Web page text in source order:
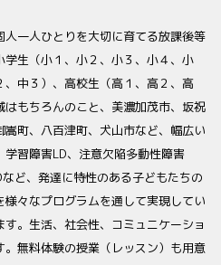
一人ひとりを大切に育てる放課後等
生（小１、小２、小３、小４、小
、中３）、高校生（高１、高２、高
はもちろんのこと、美濃加茂市、坂祝
町、八百津町、犬山市など、幅広い
習障害LD、注意欠陥多動性障害
ど、発達に特性のある子どもたちの
々なプログラムを通して実現してい
。生活、社会性、コミュニケーショ
無料体験の授業（レッスン）も用意